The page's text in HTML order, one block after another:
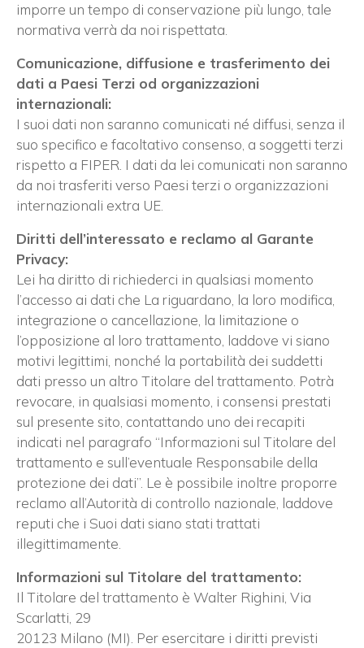
imporre un tempo di conservazione più lungo, tale
normativa verrà da noi rispettata.
Comunicazione, diffusione e trasferimento dei
dati a Paesi Terzi od organizzazioni
internazionali:
I suoi dati non saranno comunicati né diffusi, senza il
suo specifico e facoltativo consenso, a soggetti terzi
rispetto a FIPER. I dati da lei comunicati non saranno
da noi trasferiti verso Paesi terzi o organizzazioni
internazionali extra UE.
Diritti dell’interessato e reclamo al Garante
Privacy:
Lei ha diritto di richiederci in qualsiasi momento
l’accesso ai dati che La riguardano, la loro modifica,
integrazione o cancellazione, la limitazione o
l’opposizione al loro trattamento, laddove vi siano
motivi legittimi, nonché la portabilità dei suddetti
dati presso un altro Titolare del trattamento. Potrà
revocare, in qualsiasi momento, i consensi prestati
sul presente sito, contattando uno dei recapiti
indicati nel paragrafo “Informazioni sul Titolare del
trattamento e sull’eventuale Responsabile della
protezione dei dati”. Le è possibile inoltre proporre
reclamo all’Autorità di controllo nazionale, laddove
reputi che i Suoi dati siano stati trattati
illegittimamente.
Informazioni sul Titolare del trattamento:
Il Titolare del trattamento è Walter Righini, Via
Scarlatti, 29
20123 Milano (MI). Per esercitare i diritti previsti